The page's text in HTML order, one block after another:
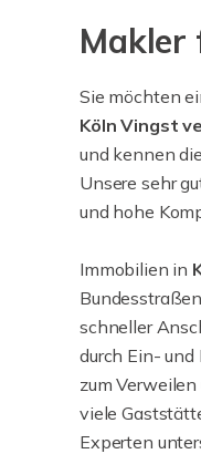
Makler
Sie möchten
Köln Vingst
und kennen
Unsere sehr
und hohe
Immobilien in
schneller
durch Ein-
zum
viele
Experten